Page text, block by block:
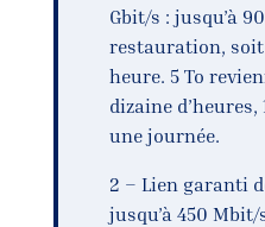
Gbit/s : jusqu’à
restauration, soit
heure. 5 To
dizaine
une journée.
2 – Lien garanti
jusqu’à 450